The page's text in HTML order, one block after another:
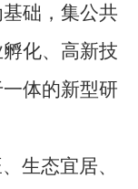
础，集公共
化、高新技
体的新型研
生态宜居、